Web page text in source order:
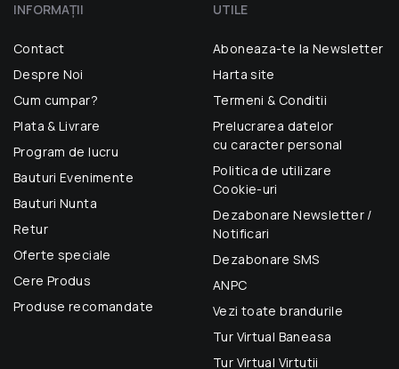
INFORMAŢII
Contact
Despre Noi
Cum cumpar?
Plata & Livrare
Program de lucru
Bauturi Evenimente
Bauturi Nunta
Retur
Oferte speciale
Cere Produs
Produse recomandate
UTILE
Aboneaza-te la Newsletter
Harta site
Termeni & Conditii
Prelucrarea datelor
cu caracter personal
Politica de utilizare
Cookie-uri
Dezabonare Newsletter /
Notificari
Dezabonare SMS
ANPC
Vezi toate brandurile
Tur Virtual Baneasa
Tur Virtual Virtutii